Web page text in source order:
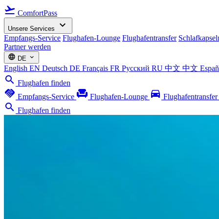
flight_takeoff ComfortPass
Unsere Services expand_more
Empfangs-Service Flughafen-Lounge Flughafentransfer
Partner werden
language DE expand_more
English EN Deutsch DE Français FR Русский RU 中文 中文
search Flughafen finden
handshake Empfangs-Service chair Flughafen-Lounge directions_car Flughafentransfer
search Flughafen finden